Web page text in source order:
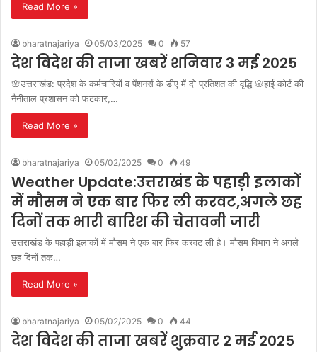
Read More »
bharatnajariya 05/03/2025 0 57
देश विदेश की ताजा खबरें शनिवार 3 मई 2025
🌸उत्तराखंड: प्रदेश के कर्मचारियों व पेंशनर्स के डीए में दो प्रतिशत की वृद्धि 🌸हाई कोर्ट की
नैनीताल प्रशासन को फटकार,…
Read More »
bharatnajariya 05/02/2025 0 49
Weather Update:उत्तराखंड के पहाड़ी इलाकों
में मौसम ने एक बार फिर ली करवट,अगले छह
दिनों तक भारी बारिश की चेतावनी जारी
उत्तराखंड के पहाड़ी इलाकों में मौसम ने एक बार फिर करवट ली है। मौसम विभाग ने अगले
छह दिनों तक…
Read More »
bharatnajariya 05/02/2025 0 44
देश विदेश की ताजा खबरें शुक्रवार 2 मई 2025